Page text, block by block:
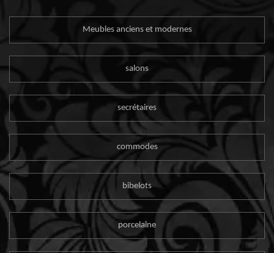
Meubles anciens et modernes
salons
secrétaires
commodes
bibelots
porcelaine